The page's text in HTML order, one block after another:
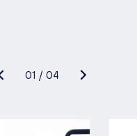
01 / 04